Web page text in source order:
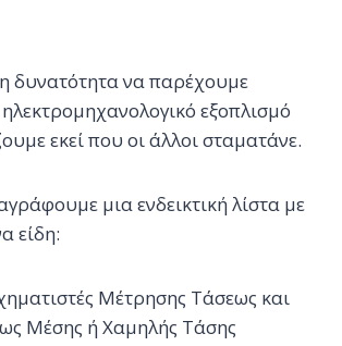
δυνατότητα να παρέχουμε
ηλεκτρομηχανολογικό εξοπλισμό
εκεί που οι άλλοι σταματάνε.
μια ενδεικτική λίστα με
είδη:
Μέτρησης Τάσεως και
Μέσης ή Χαμηλής Τάσης